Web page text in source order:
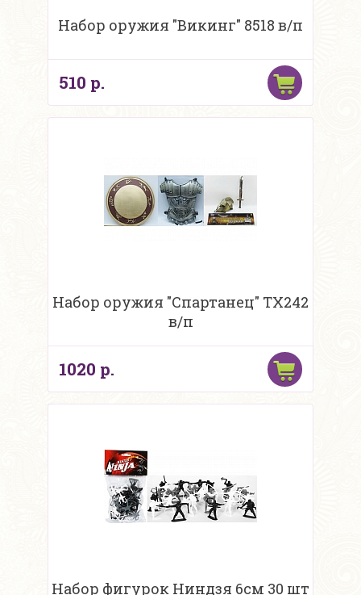
Набор оружия "Викинг" 8518 в/п
510 р.
Набор оружия "Спартанец" TX242
в/п
1020 р.
Набор фигурок Ниндзя 6см 30 шт